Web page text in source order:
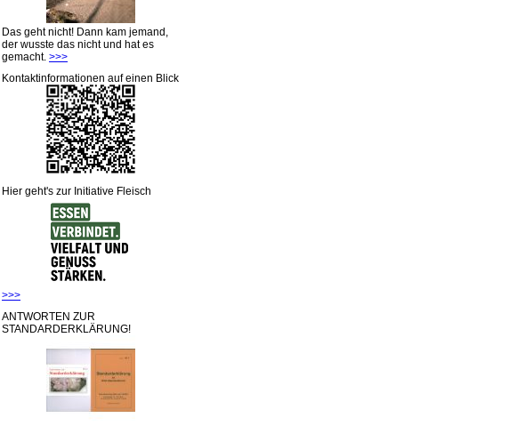
Das geht nicht! Dann kam jemand,
der wusste das nicht und hat es
gemacht. >>>
Kontaktinformationen auf einen Blick
Hier geht's zur Initiative Fleisch
>>>
ANTWORTEN ZUR
STANDARDERKLÄRUNG!